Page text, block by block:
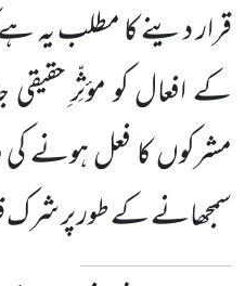
قرار دینے کا مطلب یہ
کے افعال کو مؤثِّرِ حقیقی
مشرکوں کا فعل ہونے
سمجھانے کے طور پر شرک